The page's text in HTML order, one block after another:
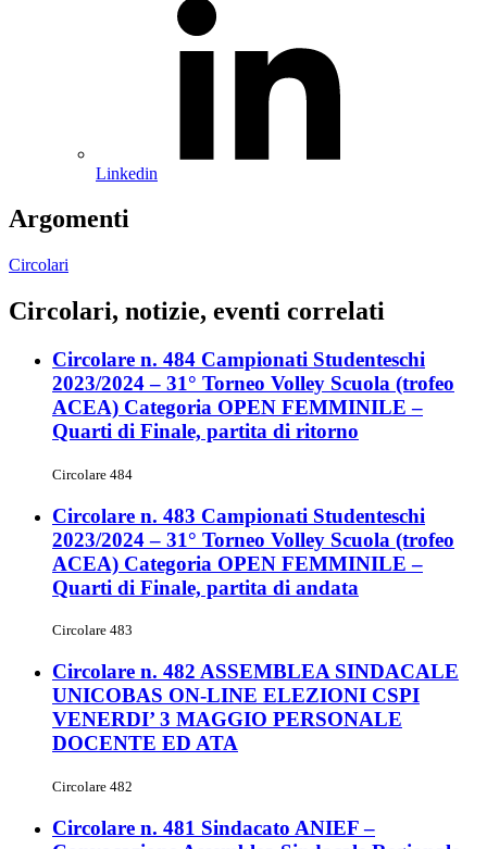
Linkedin
Argomenti
Circolari
Circolari, notizie, eventi correlati
Circolare n. 484 Campionati Studenteschi
2023/2024 – 31° Torneo Volley Scuola (trofeo
ACEA) Categoria OPEN FEMMINILE –
Quarti di Finale, partita di ritorno
Circolare 484
Circolare n. 483 Campionati Studenteschi
2023/2024 – 31° Torneo Volley Scuola (trofeo
ACEA) Categoria OPEN FEMMINILE –
Quarti di Finale, partita di andata
Circolare 483
Circolare n. 482 ASSEMBLEA SINDACALE
UNICOBAS ON-LINE ELEZIONI CSPI
VENERDI’ 3 MAGGIO PERSONALE
DOCENTE ED ATA
Circolare 482
Circolare n. 481 Sindacato ANIEF –